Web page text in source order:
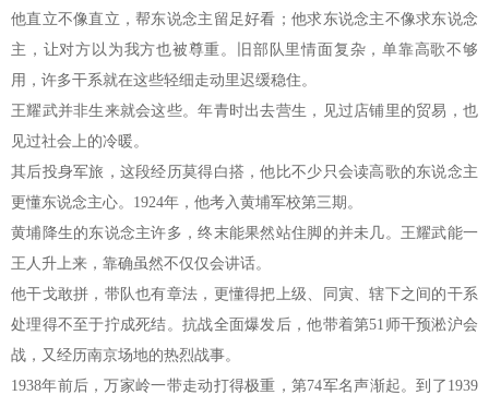
他直立不像直立，帮东说念主留足好看；他求东说念主不像求东说念
主，让对方以为我方也被尊重。旧部队里情面复杂，单靠高歌不够
用，许多干系就在这些轻细走动里迟缓稳住。
王耀武并非生来就会这些。年青时出去营生，见过店铺里的贸易，也
见过社会上的冷暖。
其后投身军旅，这段经历莫得白搭，他比不少只会读高歌的东说念主
更懂东说念主心。1924年，他考入黄埔军校第三期。
黄埔降生的东说念主许多，终末能果然站住脚的并未几。王耀武能一
王人升上来，靠确虽然不仅仅会讲话。
他干戈敢拼，带队也有章法，更懂得把上级、同寅、辖下之间的干系
处理得不至于拧成死结。抗战全面爆发后，他带着第51师干预淞沪会
战，又经历南京场地的热烈战事。
1938年前后，万家岭一带走动打得极重，第74军名声渐起。到了1939